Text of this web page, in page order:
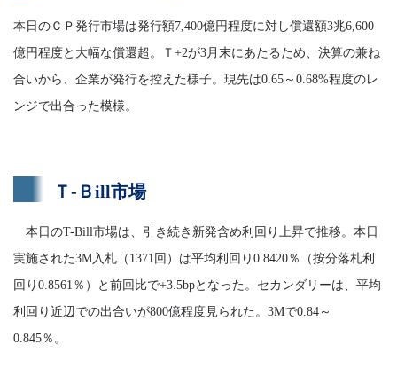
本日のＣＰ発行市場は発行額7,400億円程度に対し償還額3兆6,600
億円程度と大幅な償還超。Ｔ+2が3月末にあたるため、決算の兼ね
合いから、企業が発行を控えた様子。現先は0.65～0.68%程度のレ
ンジで出合った模様。
Ｔ-Ｂill市場
本日のT-Bill市場は、引き続き新発含め利回り上昇で推移。本日
実施された3M入札（1371回）は平均利回り0.8420％（按分落札利
回り0.8561％）と前回比で+3.5bpとなった。セカンダリーは、平均
利回り近辺での出合いが800億程度見られた。3Mで0.84～
0.845％。